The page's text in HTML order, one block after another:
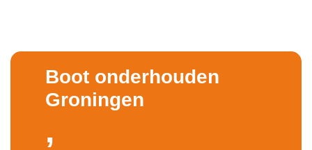
Boot onderhouden
Groningen
,